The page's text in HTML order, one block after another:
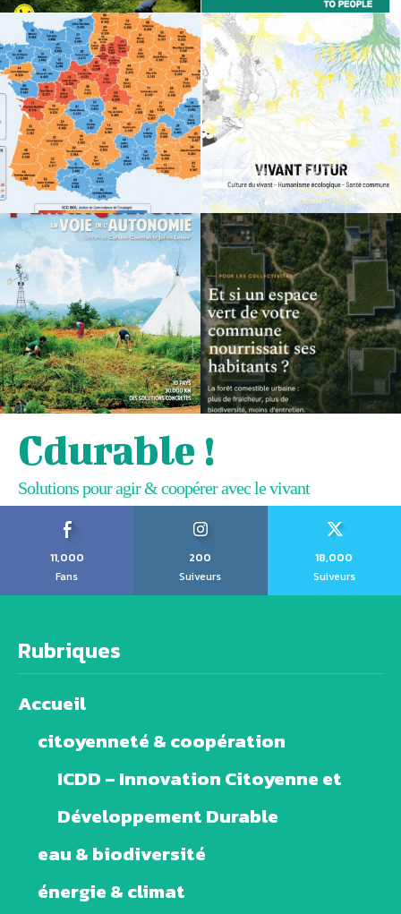
Cdurable !
Solutions pour agir & coopérer avec le vivant
11,000
Fans
200
Suiveurs
18,000
Suiveurs
Rubriques
Accueil
citoyenneté & coopération
ICDD – Innovation Citoyenne et
Développement Durable
eau & biodiversité
énergie & climat